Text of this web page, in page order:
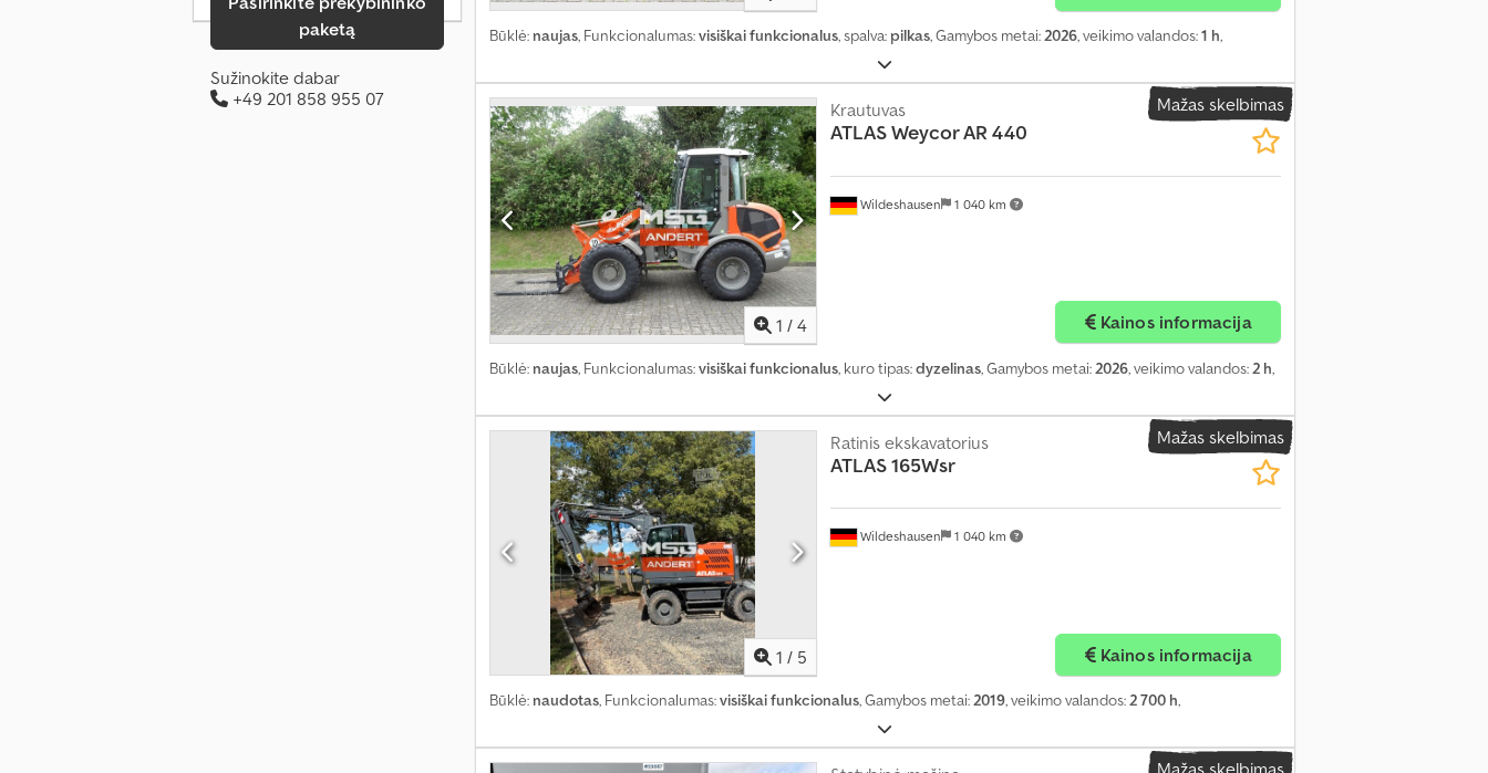
paketą
Sužinokite dabar
+49 201 858 955 07
Būklė: naujas, Funkcionalumas:visiškai funkcionalus, spalva: pilkas, Gamybos metai:2026, veikimo valandos:1 h,
Mažas skelbimas
1 / 4
Wildeshausen 1 040 km
Krautuvas
ATLASWeycor AR 440
Kainos informacija
Būklė: naujas, Funkcionalumas:visiškai funkcionalus, kuro tipas:dyzelinas, Gamybos metai: 2026, veikimo valandos: 2 h,
Mažas skelbimas
1 / 5
Wildeshausen 1 040 km
Ratinis ekskavatorius
ATLAS165Wsr
Kainos informacija
Būklė: naudotas, Funkcionalumas:visiškai funkcionalus, Gamybos metai:2019, veikimo valandos:2 700 h,
Mažas skelbimas